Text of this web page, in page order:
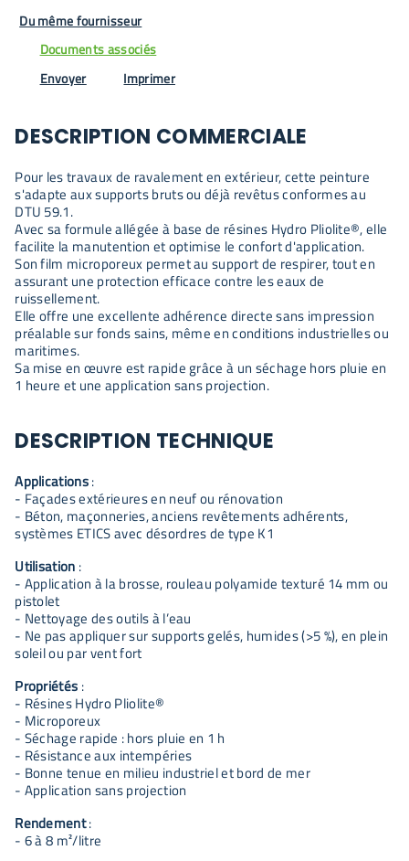
Du même fournisseur
Documents associés
Envoyer
Imprimer
DESCRIPTION COMMERCIALE
Pour les travaux de ravalement en extérieur, cette peinture
s'adapte aux supports bruts ou déjà revêtus conformes au
DTU 59.1.
Avec sa formule allégée à base de résines Hydro Pliolite®, elle
facilite la manutention et optimise le confort d'application.
Son film microporeux permet au support de respirer, tout en
assurant une protection efficace contre les eaux de
ruissellement.
Elle offre une excellente adhérence directe sans impression
préalable sur fonds sains, même en conditions industrielles ou
maritimes.
Sa mise en œuvre est rapide grâce à un séchage hors pluie en
1 heure et une application sans projection.
DESCRIPTION TECHNIQUE
Applications:
- Façades extérieures en neuf ou rénovation
- Béton, maçonneries, anciens revêtements adhérents,
systèmes ETICS avec désordres de type K1
Utilisation :
- Application à la brosse, rouleau polyamide texturé 14 mm ou
pistolet
- Nettoyage des outils à l’eau
- Ne pas appliquer sur supports gelés, humides (>5 %), en plein
soleil ou par vent fort
Propriétés :
- Résines Hydro Pliolite®
- Microporeux
- Séchage rapide : hors pluie en 1 h
- Résistance aux intempéries
- Bonne tenue en milieu industriel et bord de mer
- Application sans projection
Rendement:
- 6 à 8 m²/litre